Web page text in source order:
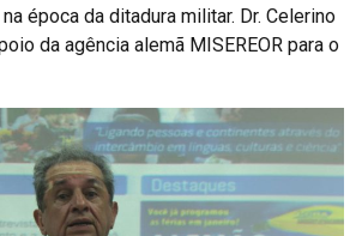
época da ditadura militar. Dr. Celerino
da agência alemã MISEREOR para o